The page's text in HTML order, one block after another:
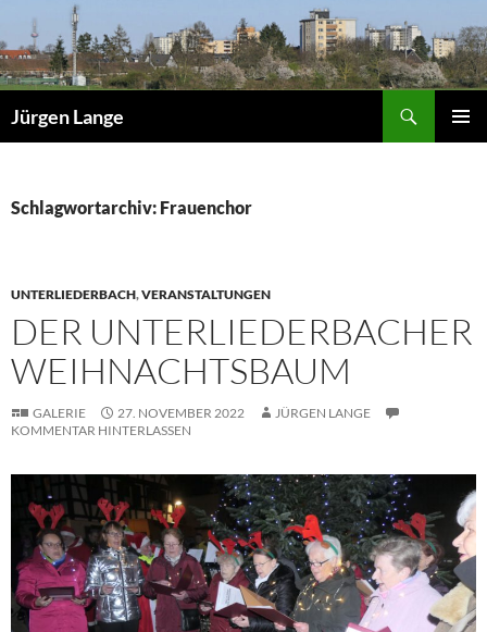
Inhalt
springen
Jürgen Lange
Schlagwortarchiv: Frauenchor
UNTERLIEDERBACH,VERANSTALTUNGEN
DER UNTERLIEDERBACHER
WEIHNACHTSBAUM
GALERIE 27. NOVEMBER 2022
JÜRGEN LANGE
KOMMENTAR HINTERLASSEN